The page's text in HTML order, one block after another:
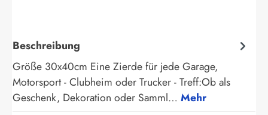
Beschreibung
Größe 30x40cm Eine Zierde für jede Garage,
Motorsport - Clubheim oder Trucker - Treff:Ob als
Geschenk, Dekoration oder Samml… Mehr